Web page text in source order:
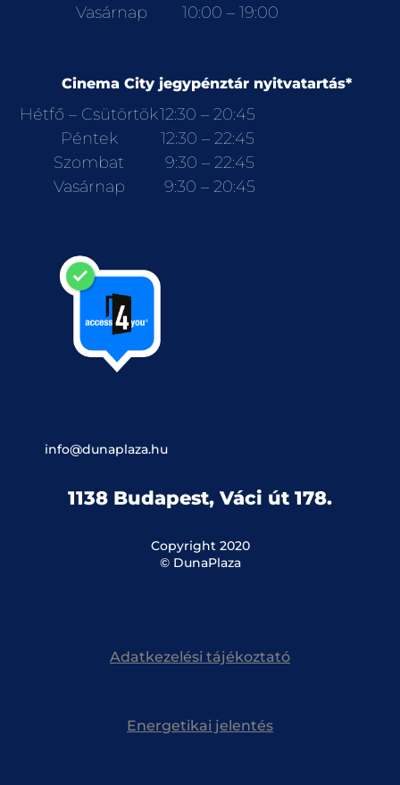
Vasárnap
10:00 – 19:00
Cinema City jegypénztár nyitvatartás*
Hétfő – Csütörtök12:30 – 20:45
Péntek
12:30 – 22:45
Szombat
9:30 – 22:45
Vasárnap
9:30 – 20:45
info@dunaplaza.hu
1138 Budapest, Váci út 178.
Copyright 2020
© DunaPlaza
Adatkezelési tájékoztató
Energetikai jelentés